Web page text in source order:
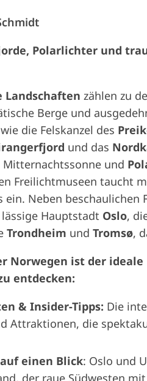
Polarlichter und
Landschaften zählen zu
Berge und
die Felskanzel des
und das
und
Freilichtmuseen taucht
ein. Neben beschaulichen
Hauptstadt Oslo,
Trondheim und Tromsø,
Norwegen ist der
entdecken:
& Insider-Tipps: Die
Attraktionen, die
einen Blick: Oslo und
der raue Südwesten